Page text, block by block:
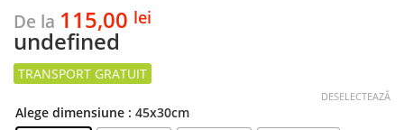
De la 115,00 lei
undefined
Alege dimensiune : 45x30cm
DESELECTEAZĂ